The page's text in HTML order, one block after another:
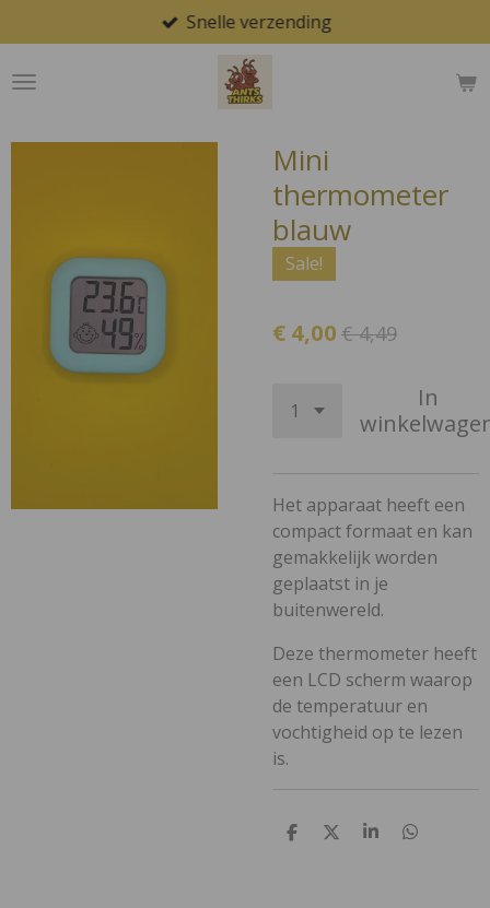
direct
naar
Snelle verzending
Mini
thermometer
blauw
Sale!
€ 4,00 € 4,49
In
Het apparaat heeft een
compact formaat en kan
gemakkelijk worden
geplaatst in je
buitenwereld.
Deze thermometer heeft
een LCD scherm waarop
de temperatuur en
vochtigheid op te lezen
is.
D
D
S
D